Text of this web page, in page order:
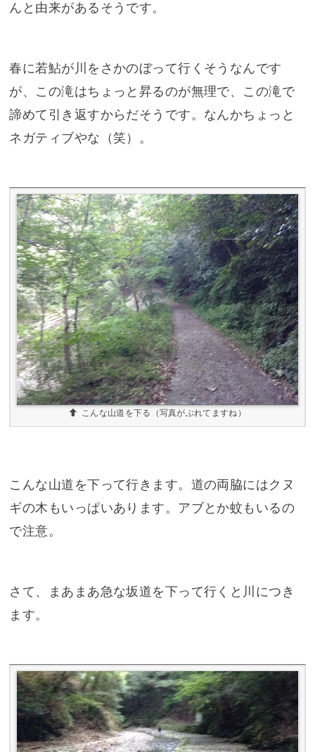
んと由来があるそうです。
春に若鮎が川をさかのぼって行くそうなんです
が、この滝はちょっと昇るのが無理で、この滝で
諦めて引き返すからだそうです。なんかちょっと
ネガティブやな（笑）。
こんな山道を下る（写真がぶれてますね）
こんな山道を下って行きます。道の両脇にはクヌ
ギの木もいっぱいあります。アブとか蚊もいるの
で注意。
さて、まあまあ急な坂道を下って行くと川につき
ます。